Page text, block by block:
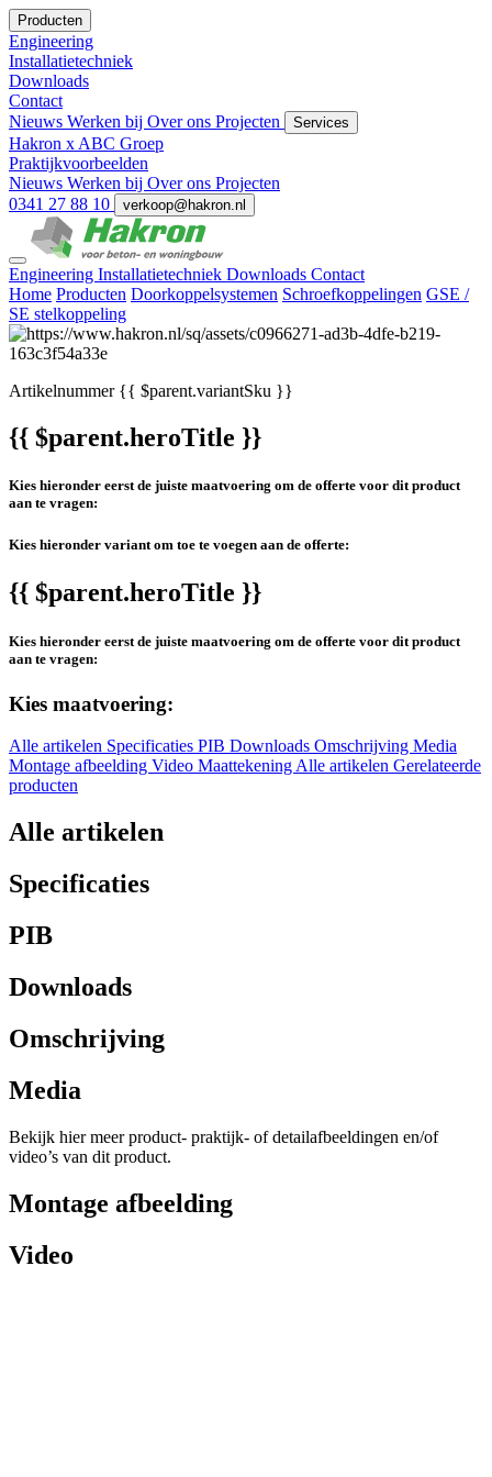
Producten
Engineering
Installatietechniek
Downloads
Contact
Nieuws Werken bij Over ons Projecten Services
Hakron x ABC Groep
Praktijkvoorbeelden
Nieuws Werken bij Over ons Projecten
0341 27 88 10
verkoop@hakron.nl
Engineering Installatietechniek Downloads Contact
Home Producten Doorkoppelsystemen Schroefkoppelingen GSE /
SE stelkoppeling
Artikelnummer{{ $parent.variantSku }}
{{ $parent.heroTitle }}
Kies hieronder eerst de juiste maatvoering om de offerte voor dit product
aan te vragen:
Kies hieronder variant om toe te voegen aan de offerte:
{{ $parent.heroTitle }}
Kies hieronder eerst de juiste maatvoering om de offerte voor dit product
aan te vragen:
Kies maatvoering:
Alle artikelen Specificaties PIB Downloads Omschrijving Media
Montage afbeelding Video MaattekeningAlle artikelen Gerelateerde
producten
Alle artikelen
Specificaties
PIB
Downloads
Omschrijving
Media
Bekijk hier meer product- praktijk- of detailafbeeldingen en/of
video’s van dit product.
Montage afbeelding
Video